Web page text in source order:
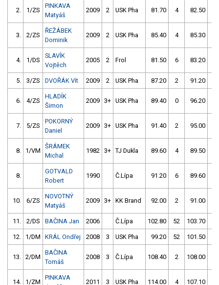
2. 1/ZS
PINKAVA
Matyáš
2009 2 USK Pha 81.70 4 82.50
3. 2/ZS
ŘEŽÁBEK
Dominik
2009 2 USK Pha 85.40 4 85.30
4. 1/DS
SLAVÍK
Vojtěch
2005 2 Frol 81.50 6 83.20
5. 3/ZS DVOŘÁK Vít 2009 2 USK Pha 87.20 2 91.20
6. 4/ZS
HLADÍK
Šimon
2009 3+ USK Pha 89.40 0 96.20
7. 5/ZS
POKORNÝ
Daniel
2009 3+ USK Pha 91.40 2 95.00
8. 1/VM
ŠRÁMEK
Michal
1982 3+ TJ Dukla 89.60 4 89.50
8.
GOTVALD
Robert
1990 Č.Lípa 91.20 6 89.60
10. 6/ZS
NOVOTNÝ
Matyáš
2009 3+ KK Brand 92.00 2 91.00
11. 2/DS BAČINA Jan 2006 Č.Lípa 102.80 52 103.70
12. 1/DM KRÁL Ondřej 2008 3 USK Pha 99.20 52 101.50
13. 2/DM
BAČINA
Tomáš
2008 3 Č.Lípa 108.40 2 108.00
14. 1/ZM
PINKAVA
2011 3 USK Pha 114.00 4 107.10